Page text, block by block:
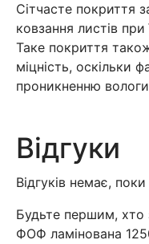
Сітчасте покриття
ковзання листів
Таке покриття
міцність, оскільки
проникненню вологи
Відгуки
Відгуків немає,
Будьте першим, хто
ФОФ ламінована